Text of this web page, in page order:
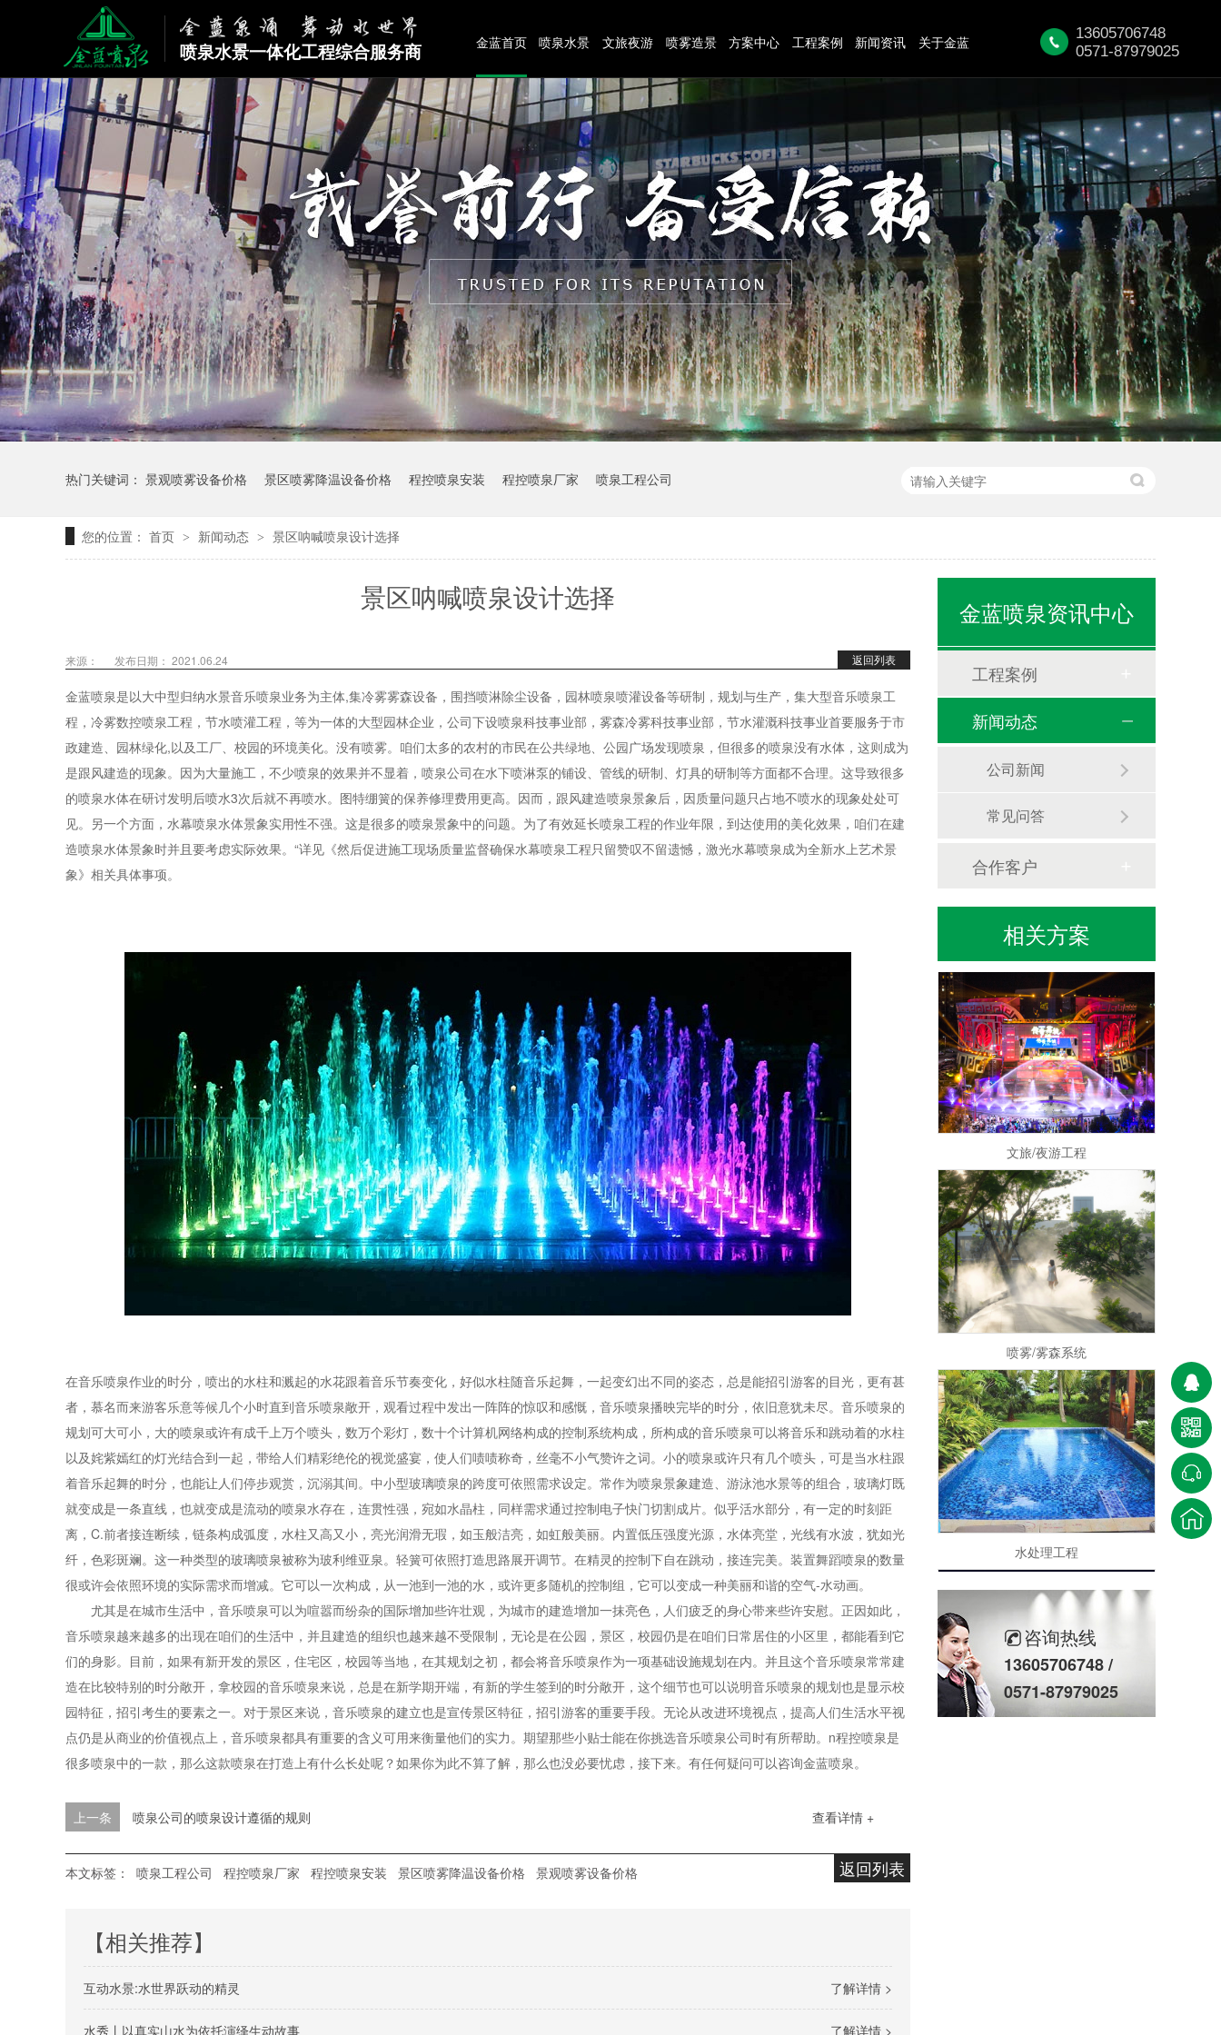
喷泉水景一体化工程综合服务商 金蓝首页 喷泉水景 文旅夜游 喷雾造景 方案中心 工程案例 新闻资讯 关于金蓝
联系我们
13605706748
0571-87979025
热门关键词： 景观喷雾设备价格 景区喷雾降温设备价格 程控喷泉安装 程控喷泉厂家 喷泉工程公司
您的位置： 首页 > 新闻动态 > 景区呐喊喷泉设计选择
景区呐喊喷泉设计选择
返回列表
来源： 发布日期： 2021.06.24
金蓝喷泉是以大中型归纳水景音乐喷泉业务为主体,集冷雾雾森设备，围挡喷淋除尘设备，园林喷泉喷灌设备等研制，规划与生产，集大型音乐喷泉工
程，冷雾数控喷泉工程，节水喷灌工程，等为一体的大型园林企业，公司下设喷泉科技事业部，雾森冷雾科技事业部，节水灌溉科技事业首要服务于市
政建造、园林绿化,以及工厂、校园的环境美化。没有喷雾。咱们太多的农村的市民在公共绿地、公园广场发现喷泉，但很多的喷泉没有水体，这则成为
是跟风建造的现象。因为大量施工，不少喷泉的效果并不显着，喷泉公司在水下喷淋泵的铺设、管线的研制、灯具的研制等方面都不合理。这导致很多
的喷泉水体在研讨发明后喷水3次后就不再喷水。图特绷簧的保养修理费用更高。因而，跟风建造喷泉景象后，因质量问题只占地不喷水的现象处处可
见。另一个方面，水幕喷泉水体景象实用性不强。这是很多的喷泉景象中的问题。为了有效延长喷泉工程的作业年限，到达使用的美化效果，咱们在建
造喷泉水体景象时并且要考虑实际效果。“详见《然后促进施工现场质量监督确保水幕喷泉工程只留赞叹不留遗憾，激光水幕喷泉成为全新水上艺术景
象》相关具体事项。
在音乐喷泉作业的时分，喷出的水柱和溅起的水花跟着音乐节奏变化，好似水柱随音乐起舞，一起变幻出不同的姿态，总是能招引游客的目光，更有甚
者，慕名而来游客乐意等候几个小时直到音乐喷泉敞开，观看过程中发出一阵阵的惊叹和感慨，音乐喷泉播映完毕的时分，依旧意犹未尽。音乐喷泉的
规划可大可小，大的喷泉或许有成千上万个喷头，数万个彩灯，数十个计算机网络构成的控制系统构成，所构成的音乐喷泉可以将音乐和跳动着的水柱
以及姹紫嫣红的灯光结合到一起，带给人们精彩绝伦的视觉盛宴，使人们啧啧称奇，丝毫不小气赞许之词。小的喷泉或许只有几个喷头，可是当水柱跟
着音乐起舞的时分，也能让人们停步观赏，沉溺其间。中小型玻璃喷泉的跨度可依照需求设定。常作为喷泉景象建造、游泳池水景等的组合，玻璃灯既
就变成是一条直线，也就变成是流动的喷泉水存在，连贯性强，宛如水晶柱，同样需求通过控制电子快门切割成片。似乎活水部分，有一定的时刻距
离，C.前者接连断续，链条构成弧度，水柱又高又小，亮光润滑无瑕，如玉般洁亮，如虹般美丽。内置低压强度光源，水体亮堂，光线有水波，犹如光
纤，色彩斑斓。这一种类型的玻璃喷泉被称为玻利维亚泉。轻簧可依照打造思路展开调节。在精灵的控制下自在跳动，接连完美。装置舞蹈喷泉的数量
很或许会依照环境的实际需求而增减。它可以一次构成，从一池到一池的水，或许更多随机的控制组，它可以变成一种美丽和谐的空气-水动画。
尤其是在城市生活中，音乐喷泉可以为喧嚣而纷杂的国际增加些许壮观，为城市的建造增加一抹亮色，人们疲乏的身心带来些许安慰。正因如此，
音乐喷泉越来越多的出现在咱们的生活中，并且建造的组织也越来越不受限制，无论是在公园，景区，校园仍是在咱们日常居住的小区里，都能看到它
们的身影。目前，如果有新开发的景区，住宅区，校园等当地，在其规划之初，都会将音乐喷泉作为一项基础设施规划在内。并且这个音乐喷泉常常建
造在比较特别的时分敞开，拿校园的音乐喷泉来说，总是在新学期开端，有新的学生签到的时分敞开，这个细节也可以说明音乐喷泉的规划也是显示校
园特征，招引考生的要素之一。对于景区来说，音乐喷泉的建立也是宣传景区特征，招引游客的重要手段。无论从改进环境视点，提高人们生活水平视
点仍是从商业的价值视点上，音乐喷泉都具有重要的含义可用来衡量他们的实力。期望那些小贴士能在你挑选音乐喷泉公司时有所帮助。n程控喷泉是
很多喷泉中的一款，那么这款喷泉在打造上有什么长处呢？如果你为此不算了解，那么也没必要忧虑，接下来。有任何疑问可以咨询金蓝喷泉。
查看详情 +
上一条 喷泉公司的喷泉设计遵循的规则
返回列表
本文标签： 喷泉工程公司 程控喷泉厂家 程控喷泉安装 景区喷雾降温设备价格 景观喷雾设备价格
【相关推荐】
了解详情 >
互动水景:水世界跃动的精灵
了解详情 >
水秀丨以真实山水为依托演绎生动故事
金蓝喷泉资讯中心
工程案例
新闻动态
公司新闻
常见问答
合作客户
相关方案
水处理工程
水秀/喷泉水景
文旅/夜游工程
喷雾/雾森系统
水处理工程
咨询热线
13605706748 /
0571-87979025